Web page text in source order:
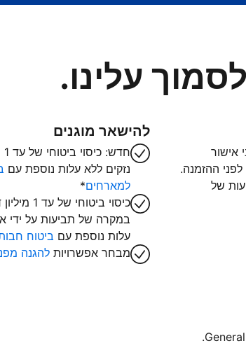
עלינו.
אישור
ההזמנה.
של
להישאר מוגנים
נזקים ללא עלות נוספת עם
למארחים*
כיסוי
במקרה של תביעות על ידי
עלות נוספת עם ביטוח
מבחר אפשרויותלהגנה